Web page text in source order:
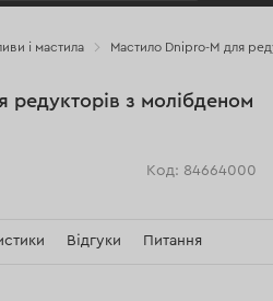
і мастила Мастило Dnipro-M для
редукторів з молібденом
Код: 84664000
Відгуки Питання